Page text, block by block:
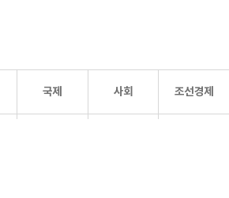
국제 사회 조선경제